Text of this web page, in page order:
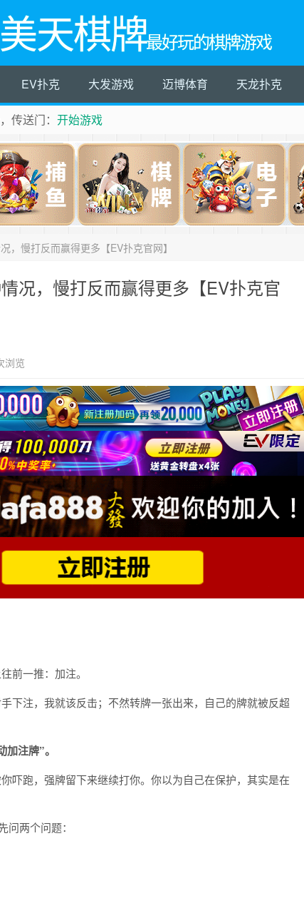
美天棋牌最好玩的棋牌游戏
EV扑克 大发游戏 迈博体育 天龙扑克
传送门： 开始游戏
，慢打反而赢得更多【EV扑克官网】
况，慢打反而赢得更多【EV扑克官
浏览
前一推：加注。
下注，我就该反击；不然转牌一张出来，自己的牌就被反超
注牌”。
跑，强牌留下来继续打你。你以为自己在保护，其实是在
两个问题：